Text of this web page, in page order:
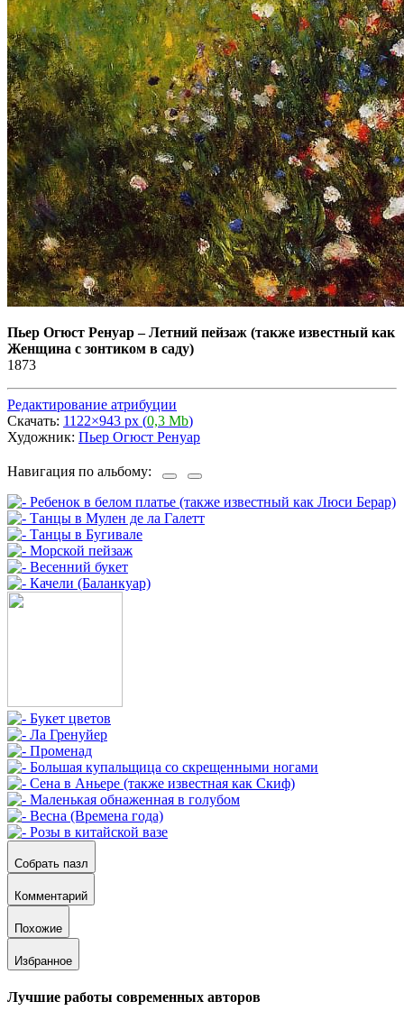
Пьер Огюст Ренуар–Летний пейзаж (также известный как
Женщина с зонтиком в саду)
1873
Редактирование атрибуции
Скачать: 1122×943 px (0,3 Mb)
Художник: Пьер Огюст Ренуар
Навигация по альбому:
Собрать пазл
Комментарий
Похожие
Избранное
Лучшие работы современных авторов